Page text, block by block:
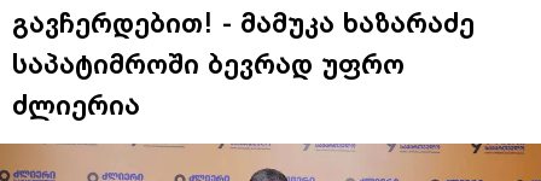
გავჩერდებით! - მამუკა ხაზარაძე
საპატიმროში ბევრად უფრო
ძლიერია